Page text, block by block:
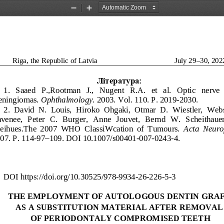
Zoom
Zoom
Riga, the Republic of Latvia                                         July 29 –30,
Література:
1.
Saaed
   P.,Rootman
   J.,
Nugent
R.A.   et   al.   Optic   nerve
. Ophthalmology. 2003. Vol. 110. P. 2019-2030.
2.  David  N.  Louis,  Hiroko  Ohgaki,  Otmar  D.  Wiestler,  We
Peter  C.  Burger,  Anne  Jouvet,  Bernd  W.
2007  WHO  ClassiWcation  of  Tumours.
Acta
P. 114-97–109. DOI 10.1007/s00401-007-0243-4.
DOI https://doi.org/10.30525/978-9934-26-226-5-3
THE EMPLOYMENT OF AUTOLOGOUS DENTIN GRAF
AS A SUBSTITUTION MATERIAL AFTER REMOVAL
OF PERIODONTALY COMPROMISED TEETH